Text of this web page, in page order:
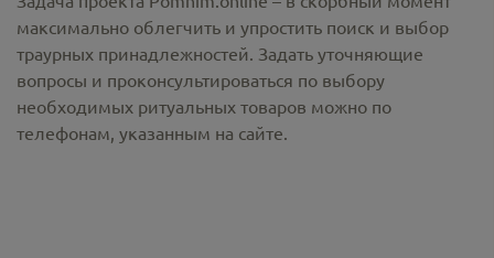
максимально облегчить и упростить поиск и выбор
траурных принадлежностей. Задать уточняющие
вопросы и проконсультироваться по выбору
необходимых ритуальных товаров можно по
телефонам, указанным на сайте.